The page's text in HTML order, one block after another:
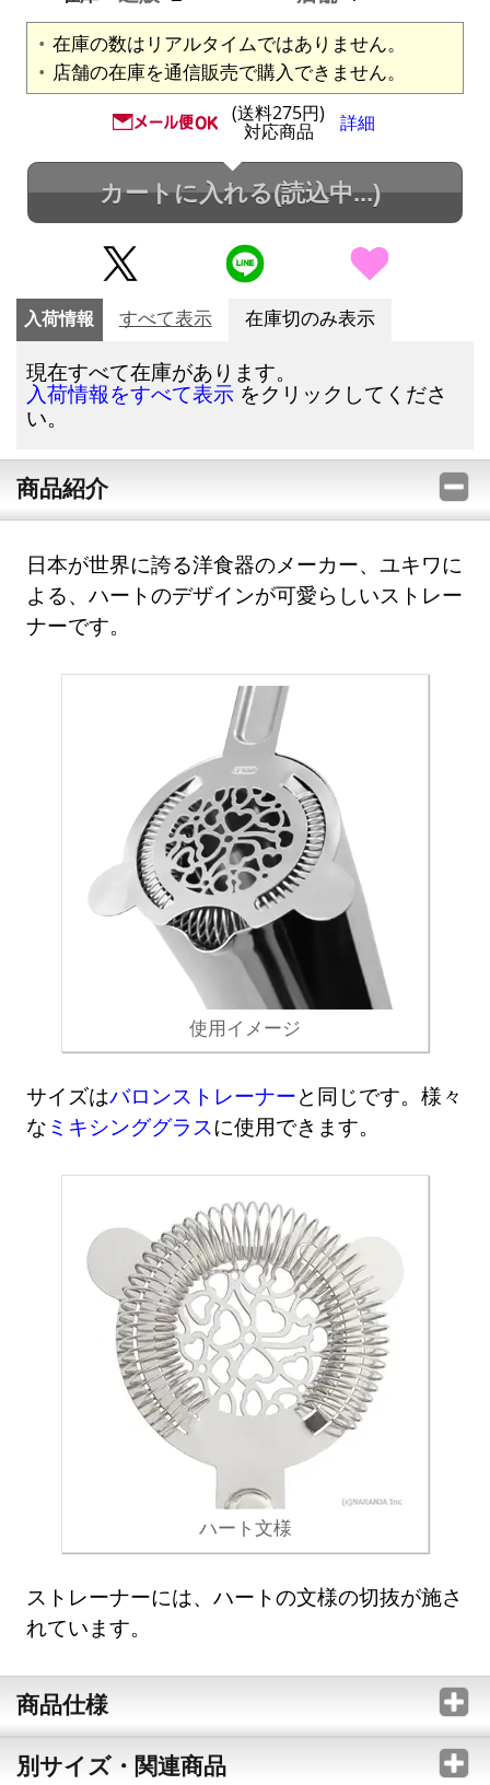
在庫の数はリアルタイムではありません。
店舗の在庫を通信販売で購入できません。
(送料275円)
対応商品 詳細
カートに入れる(読込中...)
入荷情報 すべて表示 在庫切のみ表示
現在すべて在庫があります。
入荷情報をすべて表示 をクリックしてくださ
い。
商品紹介
日本が世界に誇る洋食器のメーカー、ユキワに
よる、ハートのデザインが可愛らしいストレー
ナーです。
使用イメージ
サイズはバロンストレーナーと同じです。様々
な ミキシンググラスに使用できます。
ハート文様
ストレーナーには、ハートの文様の切抜が施さ
れています。
商品仕様
別サイズ・関連商品